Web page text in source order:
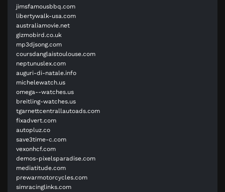
jimsfamousbbq.com
libertywalk-usa.com
australiamovie.net
gizmobird.co.uk
mp3djsong.com
coursdanglaistoulouse.com
neptunuslex.com
auguri-di-natale.info
michelewatch.us
omega--watches.us
breitling-watches.us
tgarnettcentrallautoads.com
fixadvert.com
autopluz.co
save3time-c.com
vexonhcf.com
demos-pixelsparadise.com
mediatitude.com
prewarmotorcycles.com
simracinglinks.com